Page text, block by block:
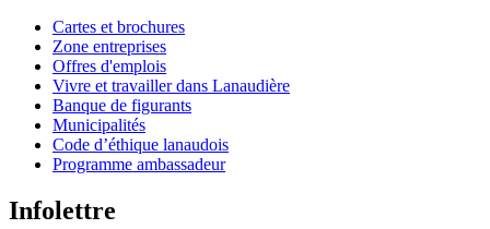
Cartes et brochures
Zone entreprises
Offres d'emplois
Vivre et travailler dans Lanaudière
Banque de figurants
Municipalités
Code d’éthique lanaudois
Programme ambassadeur
Infolettre